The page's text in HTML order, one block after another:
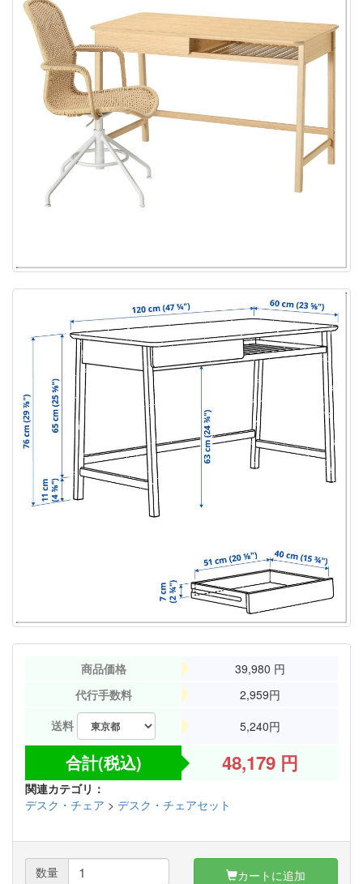
商品価格 39,980 円
代行手数料
2,959円
送料
5,240円
合計(税込) 48,179円
関連カテゴリ：
デスク・チェア > デスク・チェアセット
数量 カートに追加